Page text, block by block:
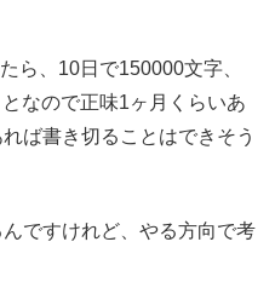
ら、10日で150000文字、
なので正味1ヶ月くらいあ
ば書き切ることはできそう
ですけれど、やる方向で考